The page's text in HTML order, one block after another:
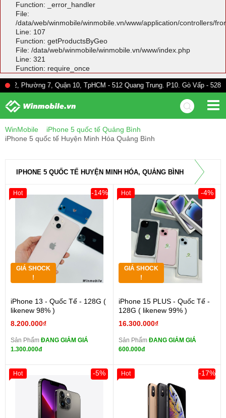
Function: _error_handler
File:
/data/web/winmobile/winmobile.vn/www/application/controllers/
Line: 107
Function: getProductsByGeo
File: /data/web/winmobile/winmobile.vn/www/index.php
Line: 321
Function: require_once
7, Quận 10, TpHCM - 512 Quang Trung. P10. Gò Vấp - 528A Trường
WinMobile
iPhone 5 quốc tế Quảng Bình
iPhone 5 quốc tế Huyện Minh Hóa Quảng Bình
IPHONE 5 QUỐC TẾ HUYỆN MINH HÓA, QUẢNG BÌNH
GIÁ SHOCK
!
iPhone 13 - Quốc Tế - 128G (
likenew 98% )
8.200.000₫
-14%
Sản Phẩm ĐANG GIẢM GIÁ
1.300.000đ
Hot
GIÁ SHOCK
!
iPhone 15 PLUS - Quốc Tế -
128G ( likenew 99% )
16.300.000₫
-4%
Sản Phẩm ĐANG GIẢM GIÁ
600.000đ
Hot
-5%
Hot -17%
Hot